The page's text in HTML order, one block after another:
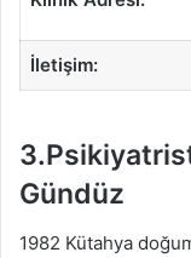
İletişim:
Gündüz
1982 Kütahya